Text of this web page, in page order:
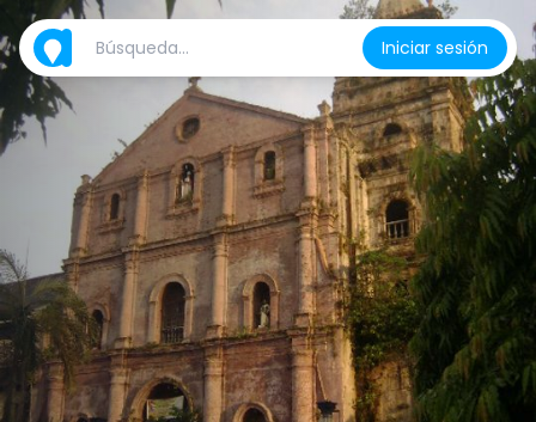
Iniciar sesión